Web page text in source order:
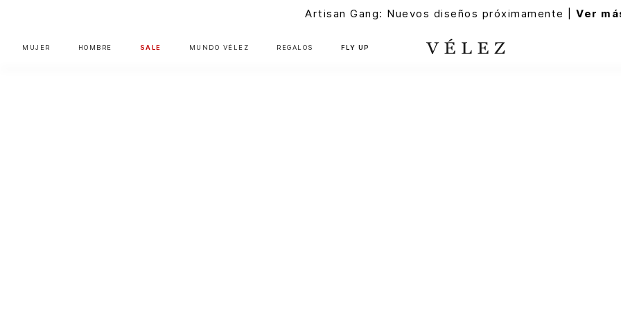
Artisan Gang: Nuevos diseños próximamente |Ver
MUJER HOMBRE SALE MUNDO VÉLEZ REGALOS FLY UP